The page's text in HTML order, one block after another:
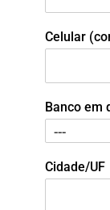
Celular
Banco em
Cidade/UF